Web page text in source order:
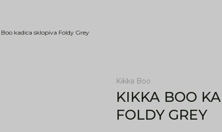
kadica sklopiva Foldy Grey
Kikka Boo
KIKKA BOO
FOLDY GREY